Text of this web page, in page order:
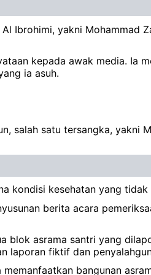
Ibrohimi, yakni Mohammad
kepada awak media. Ia
ia asuh.
salah satu tersangka, yakni
kondisi kesehatan yang
berita acara
blok asrama santri yang
laporan fiktif dan
bangunan